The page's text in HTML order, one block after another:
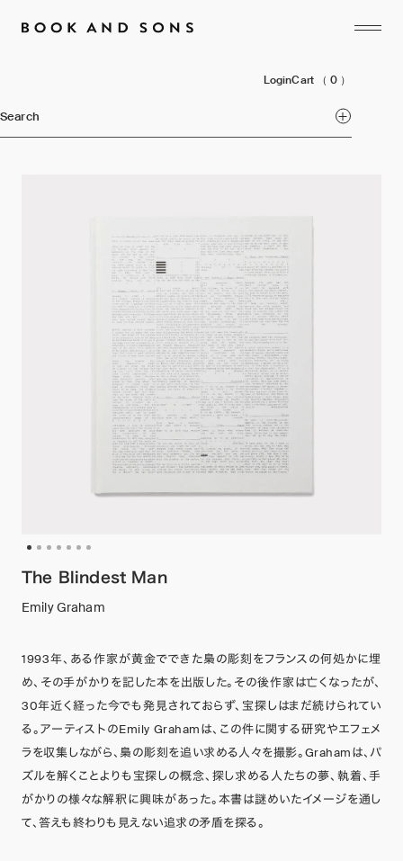
LoginCart （ 0 ）
Search
The Blindest Man
Emily Graham
1993年、ある作家が黄金でできた梟の彫刻をフランスの何処かに埋
め、その手がかりを記した本を出版した。その後作家は亡くなったが、
30年近く経った今でも発見されておらず、宝探しはまだ続けられてい
る。アーティストのEmily Grahamは、この件に関する研究やエフェメ
ラを収集しながら、梟の彫刻を追い求める人々を撮影。Grahamは、パ
ズルを解くことよりも宝探しの概念、探し求める人たちの夢、執着、手
がかりの様々な解釈に興味があった。本書は謎めいたイメージを通し
て、答えも終わりも見えない追求の矛盾を探る。